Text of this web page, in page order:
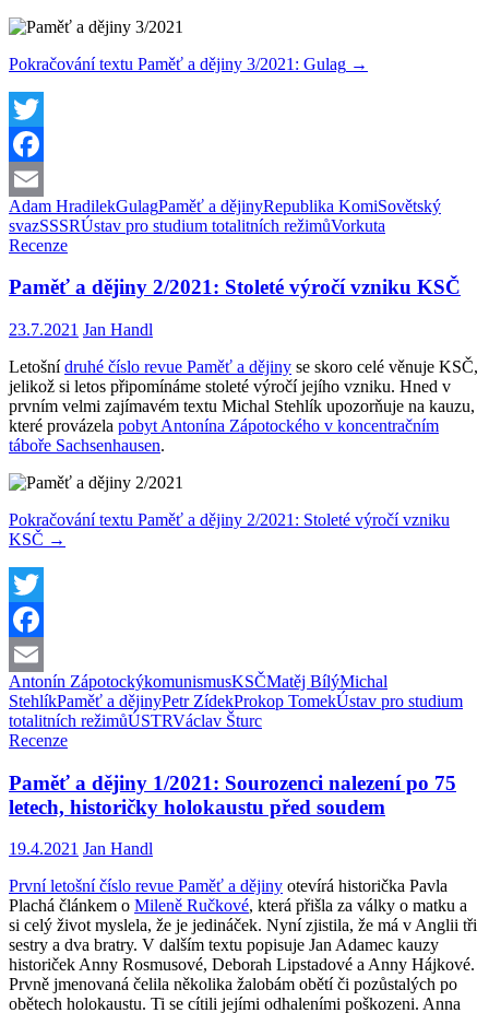
Pokračování textu Paměť a dějiny 3/2021: Gulag →
Twitter
Facebook
Email
Adam HradilekGulagPaměť a dějinyRepublika KomiSovětský
svazSSSRÚstav pro studium totalitních režimůVorkuta
Recenze
Paměť a dějiny 2/2021: Stoleté výročí vzniku KSČ
23.7.2021 Jan Handl
Letošnídruhé číslo revue Paměť a dějiny se skoro celé věnuje KSČ,
jelikož si letos připomínáme stoleté výročí jejího vzniku. Hned v
prvním velmi zajímavém textu Michal Stehlík upozorňuje na kauzu,
které provázela pobyt Antonína Zápotockého v koncentračním
táboře Sachsenhausen.
Pokračování textu Paměť a dějiny 2/2021: Stoleté výročí vzniku
KSČ →
Twitter
Facebook
Email
Antonín ZápotockýkomunismusKSČMatěj BílýMichal
StehlíkPaměť a dějinyPetr ZídekProkop TomekÚstav pro studium
totalitních režimůÚSTRVáclav Šturc
Recenze
Paměť a dějiny 1/2021: Sourozenci nalezení po 75
letech, historičky holokaustu před soudem
19.4.2021 Jan Handl
První letošní číslo revue Paměť a dějiny otevírá historička Pavla
Plachá článkem o Mileně Ručkové, která přišla za války o matku a
si celý život myslela, že je jedináček. Nyní zjistila, že má v Anglii tři
sestry a dva bratry. V dalším textu popisuje Jan Adamec kauzy
historiček Anny Rosmusové, Deborah Lipstadové a Anny Hájkové.
Prvně jmenovaná čelila několika žalobám obětí či pozůstalých po
obětech holokaustu. Ti se cítili jejími odhaleními poškozeni. Anna